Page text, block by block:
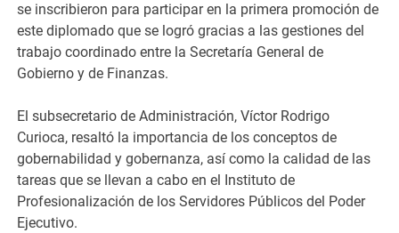
se inscribieron para participar en la primera promoción de
este diplomado que se logró gracias a las gestiones del
trabajo coordinado entre la Secretaría General de
Gobierno y de Finanzas.
El subsecretario de Administración, Víctor Rodrigo
Curioca, resaltó la importancia de los conceptos de
gobernabilidad y gobernanza, así como la calidad de las
tareas que se llevan a cabo en el Instituto de
Profesionalización de los Servidores Públicos del Poder
Ejecutivo.